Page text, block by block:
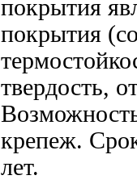
покрытия
покрытия
твердость,
крепеж.
лет.